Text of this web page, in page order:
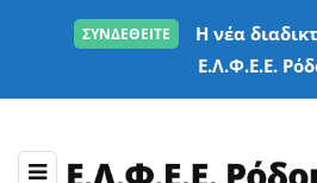
ΣΥΝΔΕΘΕΙΤΕ
Η νέα
Ε.Λ.Φ.Ε.Ε.